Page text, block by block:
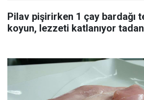
Pilav pişirirken 1 çay bardağı
koyun, lezzeti katlanıyor